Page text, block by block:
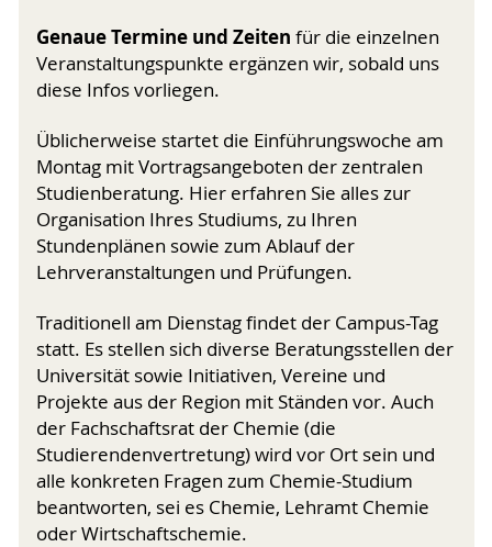
Genaue Termine und Zeiten für die einzelnen
Veranstaltungspunkte ergänzen wir, sobald uns
diese Infos vorliegen.
Üblicherweise startet die Einführungswoche am
Montag mit Vortragsangeboten der zentralen
Studienberatung. Hier erfahren Sie alles zur
Organisation Ihres Studiums, zu Ihren
Stundenplänen sowie zum Ablauf der
Lehrveranstaltungen und Prüfungen.
Traditionell am Dienstag findet der Campus-Tag
statt. Es stellen sich diverse Beratungsstellen der
Universität sowie Initiativen, Vereine und
Projekte aus der Region mit Ständen vor. Auch
der Fachschaftsrat der Chemie (die
Studierendenvertretung) wird vor Ort sein und
alle konkreten Fragen zum Chemie-Studium
beantworten, sei es Chemie, Lehramt Chemie
oder Wirtschaftschemie.